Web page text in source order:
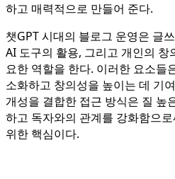
하고 매력적으로 만들어 준다.
챗GPT 시대의 블로그 운영은 글
AI 도구의 활용, 그리고 개인의
요한 역할을 한다. 이러한 요소들
소화하고 창의성을 높이는 데 기
개성을 결합한 접근 방식은 질 높
하고 독자와의 관계를 강화함으
위한 핵심이다.